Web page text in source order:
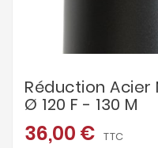
Réduction Acier
Ø 120 F - 130 M
36,00 € TTC